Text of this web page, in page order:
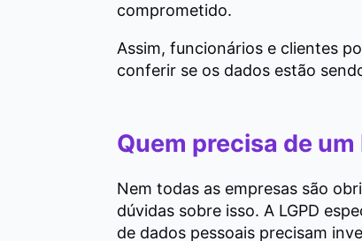
comprometido.
Assim, funcionários e clientes
conferir se os dados estão
Quem precisa de um
Nem todas as empresas são
dúvidas sobre isso. A LGPD
de dados pessoais precisam